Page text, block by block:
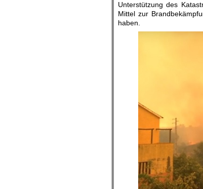
Unterstützung des
Mittel zur
haben.